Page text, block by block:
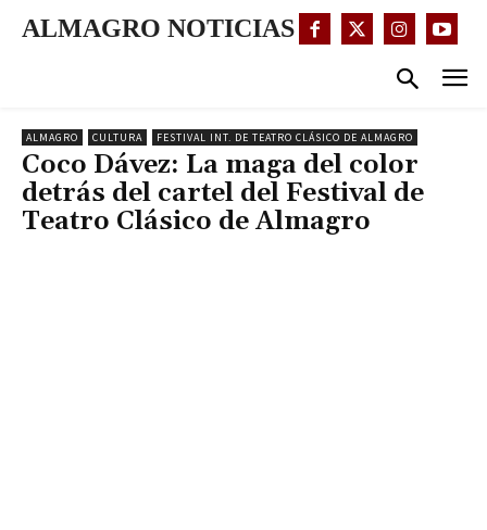
ALMAGRO NOTICIAS
ALMAGRO CULTURA FESTIVAL INT. DE TEATRO CLÁSICO DE ALMAGRO
Coco Dávez: La maga del color
detrás del cartel del Festival de
Teatro Clásico de Almagro